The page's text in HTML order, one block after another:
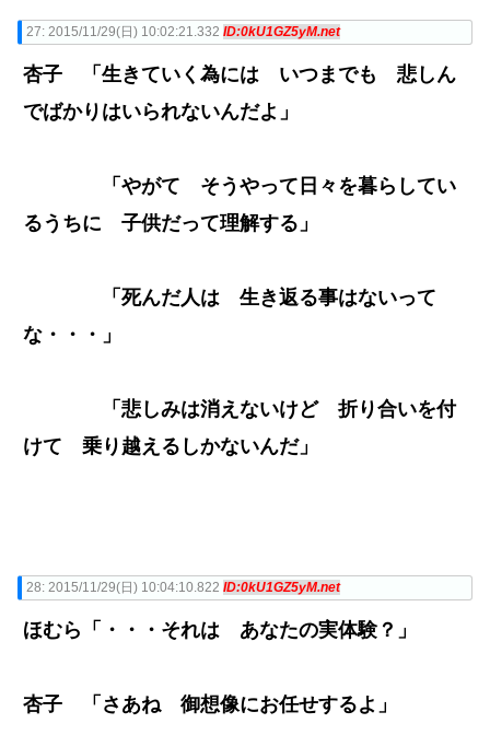
27: 2015/11/29(日) 10:02:21.332 ID:0kU1GZ5yM.net
杏子 「生きていく為には いつまでも 悲しん
でばかりはいられないんだよ」
「やがて そうやって日々を暮らしてい
るうちに 子供だって理解する」
「死んだ人は 生き返る事はないって
な・・・」
「悲しみは消えないけど 折り合いを付
けて 乗り越えるしかないんだ」
28: 2015/11/29(日) 10:04:10.822 ID:0kU1GZ5yM.net
ほむら「・・・それは あなたの実体験？」
杏子 「さあね 御想像にお任せするよ」